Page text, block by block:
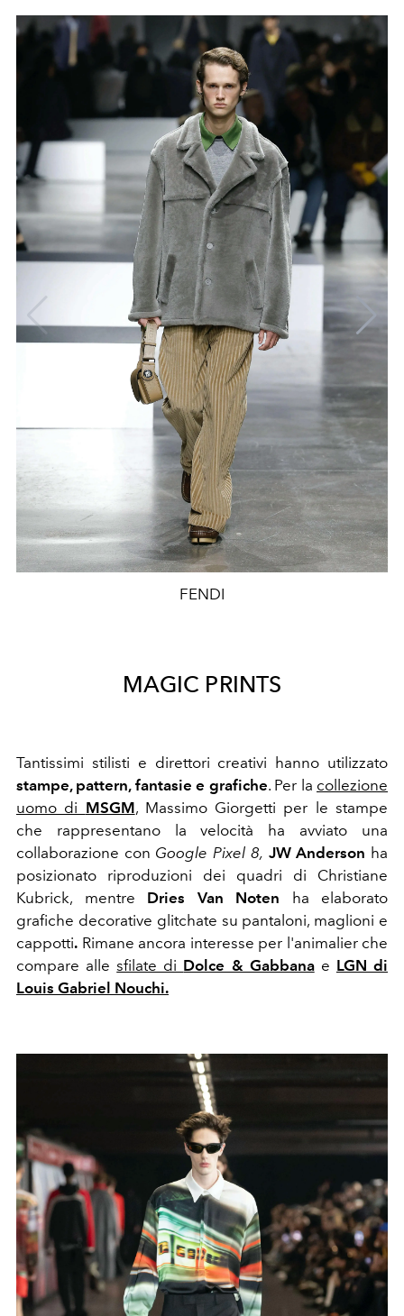
FENDI
MAGIC PRINTS
Tantissimi stilisti e direttori creativi hanno utilizzato
stampe, pattern, fantasie e grafiche. Per la collezione
uomo di MSGM,Massimo Giorgetti per le stampe
che rappresentano la velocità ha avviato una
collaborazione con Google Pixel 8, JW Anderson ha
posizionato riproduzioni dei quadri di Christiane
Kubrick, mentre Dries Van Noten ha elaborato
grafiche decorative glitchate su pantaloni, maglioni e
cappotti. Rimane ancora interesse per l'animalier che
compare allesfilate di Dolce & Gabbanae LGN di
Louis Gabriel Nouchi.